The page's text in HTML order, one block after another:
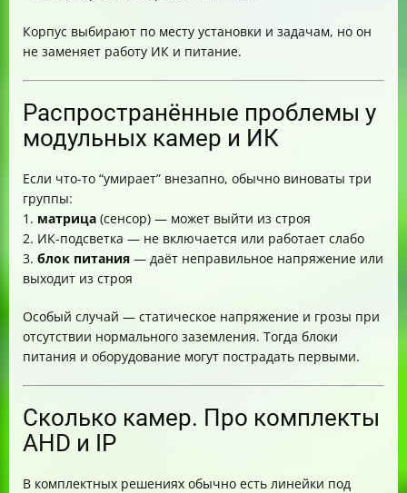
Корпус выбирают по месту установки и задачам, но он
не заменяет работу ИК и питание.
Распространённые проблемы у
модульных камер и ИК
Если что-то “умирает” внезапно, обычно виноваты три
группы:
1. матрица (сенсор) — может выйти из строя
2. ИК-подсветка — не включается или работает слабо
3. блок питания — даёт неправильное напряжение или
выходит из строя
Особый случай — статическое напряжение и грозы при
отсутствии нормального заземления. Тогда блоки
питания и оборудование могут пострадать первыми.
Сколько камер. Про комплекты
AHD и IP
В комплектных решениях обычно есть линейки под